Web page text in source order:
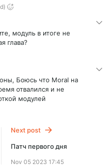
модуль в итоге не
глава?
Боюсь что Moral на
отвалился и не
модулей
Next post
Патч первого дня
Nov 05 2023 17:45